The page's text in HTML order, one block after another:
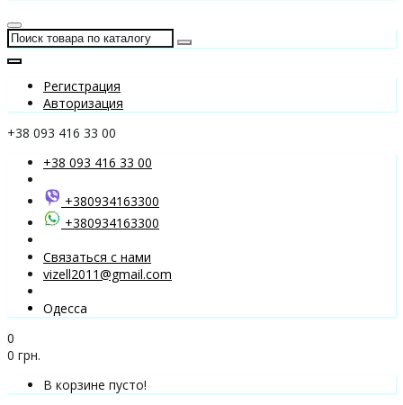
Регистрация
Авторизация
+38 093 416 33 00
+38 093 416 33 00
+380934163300
+380934163300
Связаться с нами
vizell2011@gmail.com
Одесса
0
0 грн.
В корзине пусто!